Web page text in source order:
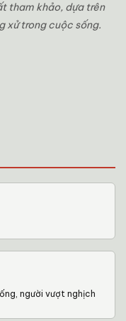
tham khảo, dựa trên
xử trong cuộc sống.
người vượt nghịch